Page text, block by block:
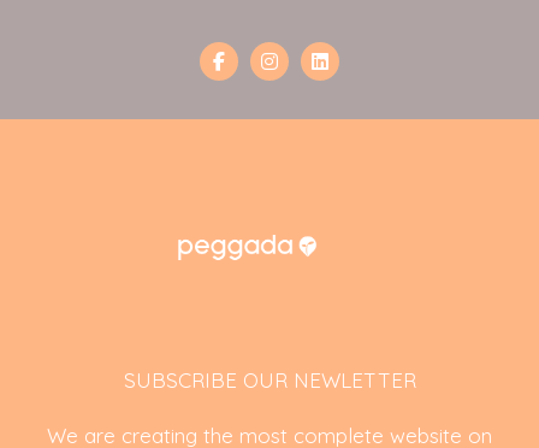
SUBSCRIBE OUR NEWLETTER
We are creating the most complete website on